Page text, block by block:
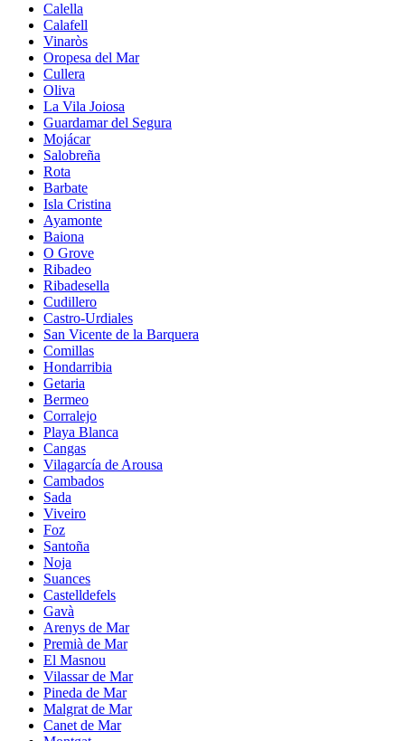
Calella
Calafell
Vinaròs
Oropesa del Mar
Cullera
Oliva
La Vila Joiosa
Guardamar del Segura
Mojácar
Salobreña
Rota
Barbate
Isla Cristina
Ayamonte
Baiona
O Grove
Ribadeo
Ribadesella
Cudillero
Castro-Urdiales
San Vicente de la Barquera
Comillas
Hondarribia
Getaria
Bermeo
Corralejo
Playa Blanca
Cangas
Vilagarcía de Arousa
Cambados
Sada
Viveiro
Foz
Santoña
Noja
Suances
Castelldefels
Gavà
Arenys de Mar
Premià de Mar
El Masnou
Vilassar de Mar
Pineda de Mar
Malgrat de Mar
Canet de Mar